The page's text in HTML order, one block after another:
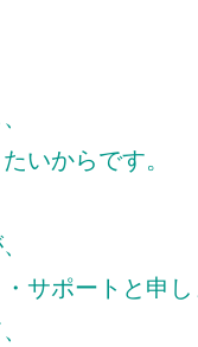
いからです。
サポートと申